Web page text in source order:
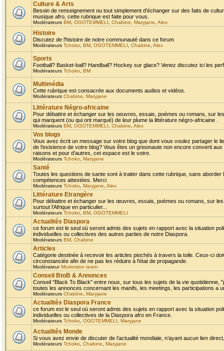
Culture & Arts
Besoin de renseignement ou tout simplement d'échanger sur des faits de
musique afro, cette rubrique est faite pour vous.
Modérateurs BM OGOTEMMELI Chabine Maryjane Alex
Histoire
Discutez de l'histoire de notre communauté dans ce forum
Modérateurs Tchoko BM OGOTEMMELI Chabine Alex
Sports
Football? Basket-ball? Handball? Hockey sur glace? Venez discutez ici les
Modérateurs Tchoko BM
Multimédia
Cette rubrique est consacrée aux documents audios et vidéos.
Modérateurs Chabine Maryjane
Littérature Négro-africaine
Pour débattre et échanger sur les oeuvres, essais, poèmes ou romans, sur
qui marquent (ou qui ont marqué) de leur plume la littérature négro-africaine .
Modérateurs BM OGOTEMMELI Chabine Alex
Vos blogs
Vous avez écrit un message sur votre blog que dont vous voulez partager le
de l'existence de votre blog? Vous êtes un grioonaute non encore converti
raisons et pour d'autres, cet espace est le votre.
Modérateurs Tchoko Maryjane
Santé
Toutes les questions de sante sont à traiter dans cette rubrique, sans
compétences attestées. Merci
Modérateurs Tchoko Maryjane Alex
Littérature Etrangère
Pour débattre et échanger sur les œuvres, essais, poèmes ou romans, sur
surtout l'Afrique en particulier...
Modérateurs Tchoko BM OGOTEMMELI
Actualités Diaspora
ce forum est le seul où seront admis des sujets en rapport avec la situation
individuelles ou collectives des autres parties de notre Diaspora.
Modérateurs BM Chabine
Articles
Catégorie destinée à recevoir les articles piochés à travers la toile. Ceux-ci
circonstanciée afin de ne pas les réduire à l'état de propagande.
ModérateurModerator team
Conseil BtoB & Annonces
Conseil "Black To Black" entre nous, sur tous les sujets de la vie
toutes les annonces concernant les manifs, les meetings, les participations a
Modérateurs Chabine Maryjane
Actualités Diaspora France
ce forum est le seul où seront admis des sujets en rapport avec la situation
individuelles ou collectives de la Diaspora afro en France.
Modérateurs Tchoko OGOTEMMELI Maryjane
Actualités Monde
Si vous avez envie de discuter de l’actualité mondiale, n’ayant aucun lien
Modérateurs Tchoko Chabine Maryjane